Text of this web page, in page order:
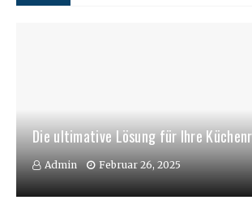
Die ultimative Lösung für Ihre
Admin Februar 26, 2025